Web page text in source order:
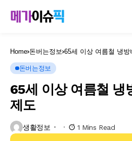
Home 돈버는정보 65세 이상 여름철 냉
돈버는정보
65세 이상 여름철 냉
제도
생활정보 1 Mins Read